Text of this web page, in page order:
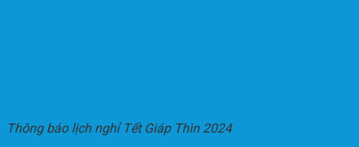
Thông báo lịch nghỉ Tết Giáp Thìn 2024